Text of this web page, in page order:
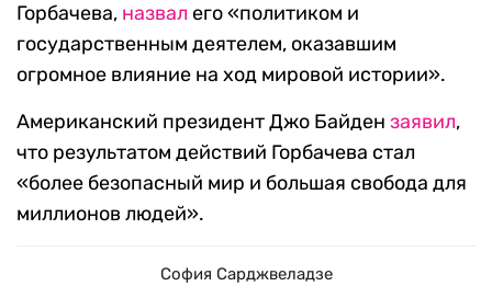
Горбачева, назвал его «политиком и
государственным деятелем, оказавшим
огромное влияние на ход мировой истории».
Американский президент Джо Байден заявил,
что результатом действий Горбачева стал
«более безопасный мир и большая свобода для
миллионов людей».
София Сарджвеладзе